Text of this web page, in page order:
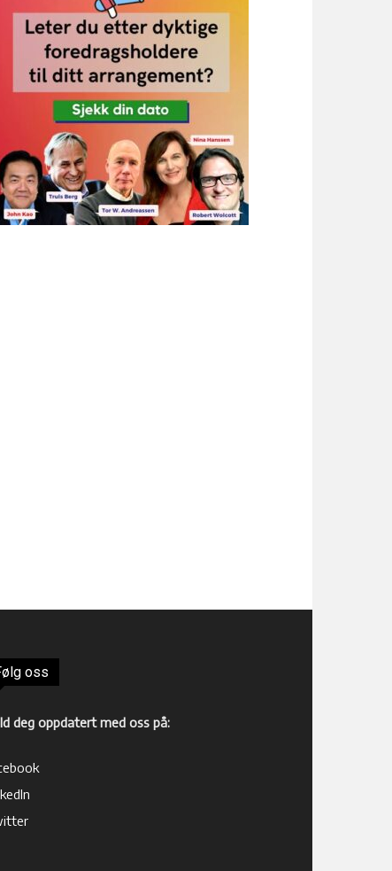
oss
deg oppdatert med oss på: